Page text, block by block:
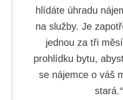
hlídáte úhradu
na služby. Je
jednou za tři
prohlídku bytu,
se nájemce o váš
stará.“